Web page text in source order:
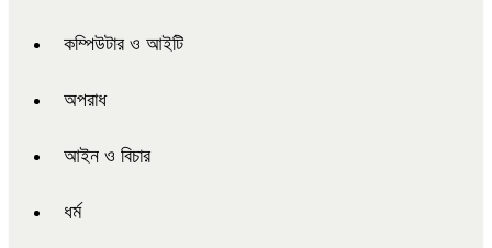
কম্পিউটার ও আইটি
অপরাধ
আইন ও বিচার
ধর্ম